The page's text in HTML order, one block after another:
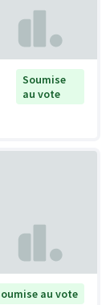
Soumise
au vote
au vote